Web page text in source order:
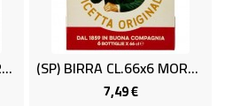
(SP) BIRRA CL.33X6 MORETTI (SP) BIRRA CL.66x6 MORETTI
7,49 €Prezzo